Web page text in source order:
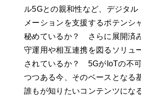
ル5Gとの親和性など、デジタ
メーションを支援するポテンシ
秘めているか？ さらに展開済
守運用や相互連携を図るソリュ
されているか？ 5GがIoTの不
つつある今、そのベースとなる
誰もが知りたいコンテンツにな